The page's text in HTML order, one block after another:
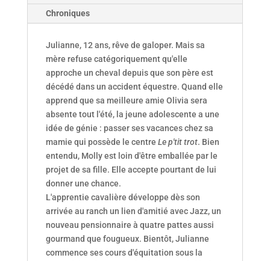
Chroniques
Julianne, 12 ans, rêve de galoper. Mais sa
mère refuse catégoriquement qu'elle
approche un cheval depuis que son père est
décédé dans un accident équestre. Quand elle
apprend que sa meilleure amie Olivia sera
absente tout l'été, la jeune adolescente a une
idée de génie : passer ses vacances chez sa
mamie qui possède le centre Le p'tit trot. Bien
entendu, Molly est loin d'être emballée par le
projet de sa fille. Elle accepte pourtant de lui
donner une chance.
L'apprentie cavalière développe dès son
arrivée au ranch un lien d'amitié avec Jazz, un
nouveau pensionnaire à quatre pattes aussi
gourmand que fougueux. Bientôt, Julianne
commence ses cours d'équitation sous la